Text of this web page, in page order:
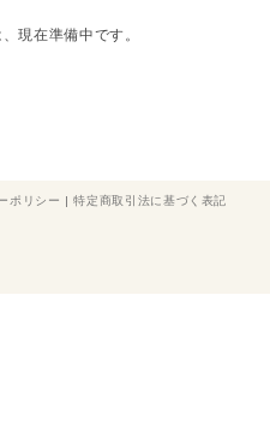
現在準備中です。
ポリシー |特定商取引法に基づく表記